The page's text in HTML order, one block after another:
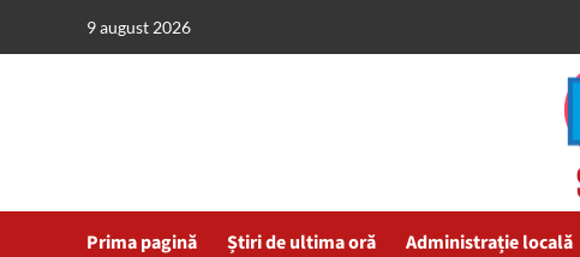
9 august 2026
Prima pagină Știri de ultima oră Administrație locală